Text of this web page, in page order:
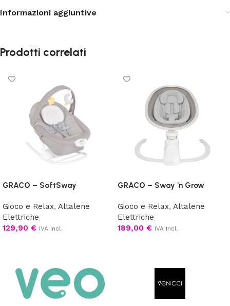
Informazioni aggiuntive
Prodotti correlati
GRACO – SoftSway
Gioco e Relax, Altalene
Elettriche
129,90 € IVA Incl.
GRACO – Sway ‘n Grow
Gioco e Relax, Altalene
Elettriche
189,00 € IVA Incl.